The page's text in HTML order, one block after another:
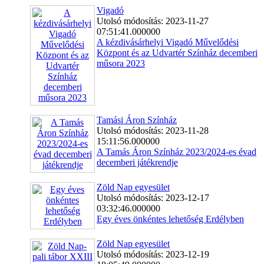
Vigadó
Utolsó módosítás: 2023-11-27
07:51:41.000000
A kézdivásárhelyi Vigadó Művelődési
Központ és az Udvartér Színház decemberi
műsora 2023
Tamási Áron Színház
Utolsó módosítás: 2023-11-28
15:11:56.000000
A Tamás Áron Színház 2023/2024-es évad
decemberi játékrendje
Zöld Nap egyesület
Utolsó módosítás: 2023-12-17
03:32:46.000000
Egy éves önkéntes lehetőség Erdélyben
Zöld Nap egyesület
Utolsó módosítás: 2023-12-19